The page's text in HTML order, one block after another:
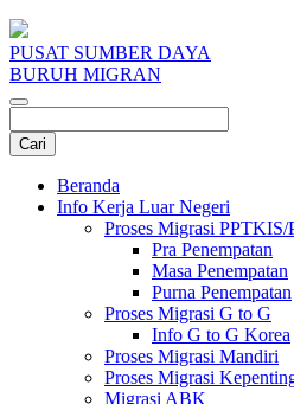
PUSAT SUMBER DAYA
BURUH MIGRAN
Beranda
Info Kerja Luar Negeri
Proses Migrasi
Pra Penempatan
Masa Penempatan
Purna Penempatan
Proses Migrasi G to G
Info G to G Korea
Proses Migrasi Mandiri
Proses Migrasi
Migrasi ABK